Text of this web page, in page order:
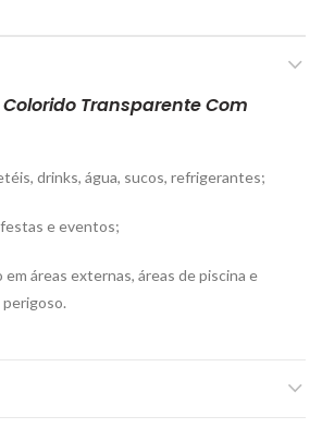
Colorido Transparente Com
drinks, água, sucos, refrigerantes;
e eventos;
áreas externas, áreas de piscina e
perigoso.